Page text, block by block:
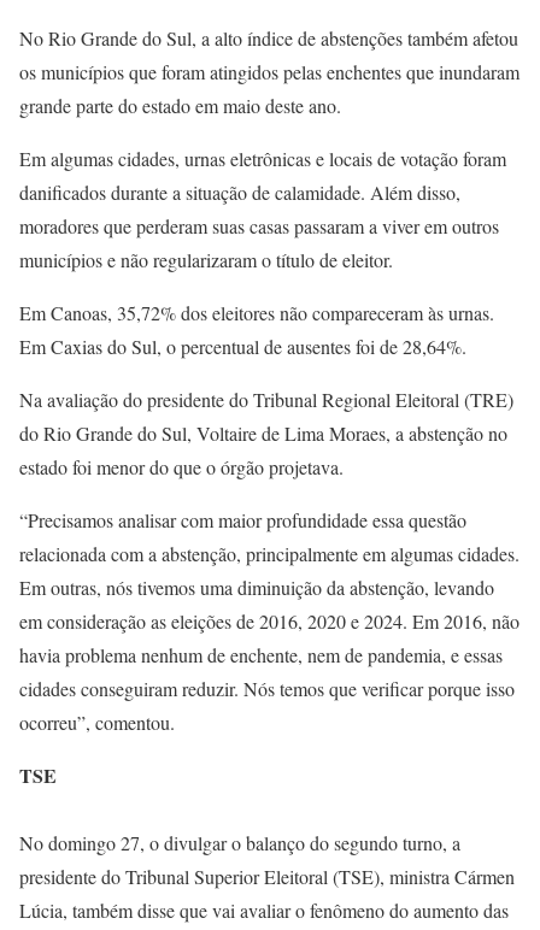
No Rio Grande do Sul, a alto índice de abstenções também afetou
os municípios que foram atingidos pelas enchentes que inundaram
grande parte do estado em maio deste ano.
Em algumas cidades, urnas eletrônicas e locais de votação foram
danificados durante a situação de calamidade. Além disso,
moradores que perderam suas casas passaram a viver em outros
municípios e não regularizaram o título de eleitor.
Em Canoas, 35,72% dos eleitores não compareceram às urnas.
Em Caxias do Sul, o percentual de ausentes foi de 28,64%.
Na avaliação do presidente do Tribunal Regional Eleitoral (TRE)
do Rio Grande do Sul, Voltaire de Lima Moraes, a abstenção no
estado foi menor do que o órgão projetava.
“Precisamos analisar com maior profundidade essa questão
relacionada com a abstenção, principalmente em algumas cidades.
Em outras, nós tivemos uma diminuição da abstenção, levando
em consideração as eleições de 2016, 2020 e 2024. Em 2016, não
havia problema nenhum de enchente, nem de pandemia, e essas
cidades conseguiram reduzir. Nós temos que verificar porque isso
ocorreu”, comentou.
TSE
No domingo 27, o divulgar o balanço do segundo turno, a
presidente do Tribunal Superior Eleitoral (TSE), ministra Cármen
Lúcia, também disse que vai avaliar o fenômeno do aumento das